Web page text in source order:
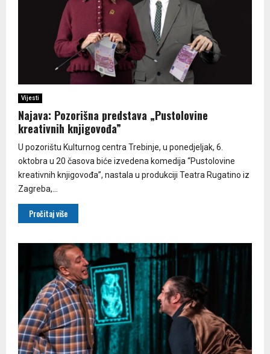
Vijesti
Najava: Pozorišna predstava „Pustolovine
kreativnih knjigovođa”
U pozorištu Kulturnog centra Trebinje, u ponedjeljak, 6.
oktobra u 20 časova biće izvedena komedija “Pustolovine
kreativnih knjigovođa”, nastala u produkciji Teatra Rugatino iz
Zagreba,...
Pročitaj više